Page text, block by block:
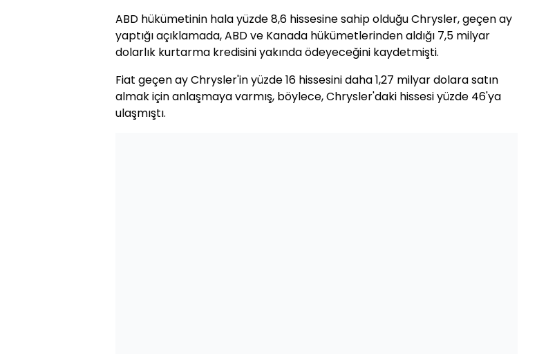
ABD hükümetinin hala yüzde 8,6 hissesine sahip olduğu Chrysler, geçen ay
yaptığı açıklamada, ABD ve Kanada hükümetlerinden aldığı 7,5 milyar
dolarlık kurtarma kredisini yakında ödeyeceğini kaydetmişti.
Fiat geçen ay Chrysler'in yüzde 16 hissesini daha 1,27 milyar dolara satın
almak için anlaşmaya varmış, böylece, Chrysler'daki hissesi yüzde 46'ya
ulaşmıştı.